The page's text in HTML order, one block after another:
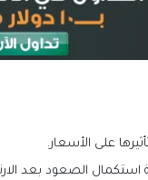
على الأسعار.
الصعود بعد